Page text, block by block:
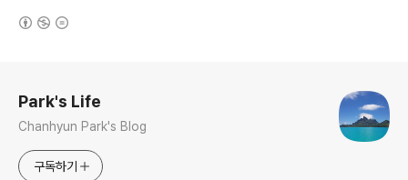
Park's Life
Chanhyun Park's Blog
구독하기